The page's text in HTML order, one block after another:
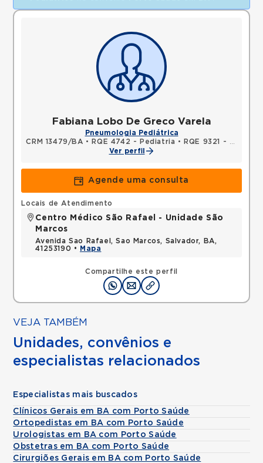
Fabiana Lobo De Greco Varela
Pneumologia Pediátrica
CRM 13479/BA • RQE 4742 - Pediatria •
RQE 9321 - Medicina do trabalho
Ver perfil
Agende uma consulta
Compartilhe este perfil
Locais de Atendimento
Centro Médico São Rafael - Unidade São
Marcos
Avenida Sao Rafael, Sao Marcos, Salvador, BA,
41253190 •
Mapa
VEJA TAMBÉM
Unidades, convênios e
especialistas relacionados
Especialistas mais buscados
Clínicos Gerais em BA com Porto Saúde
Ortopedistas em BA com Porto Saúde
Urologistas em BA com Porto Saúde
Obstetras em BA com Porto Saúde
Cirurgiões Gerais em BA com Porto Saúde